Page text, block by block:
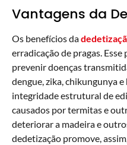
Vantagens da
Os benefícios da
erradicação de pragas.
prevenir doenças
dengue, zika, chikungunya
integridade estrutural de
causados por termitas e
deteriorar a madeira e
dedetização promove,